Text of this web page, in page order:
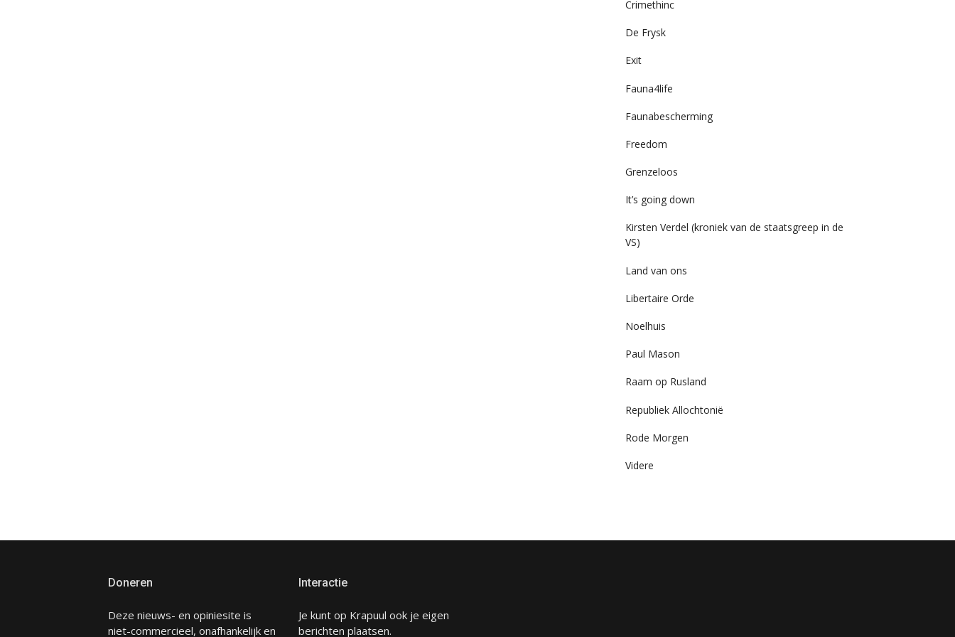
Crimethinc
De Frysk
Exit
Fauna4life
Faunabescherming
Freedom
Grenzeloos
It’s going down
Kirsten Verdel (kroniek van de staatsgreep in de
VS)
Land van ons
Libertaire Orde
Noelhuis
Paul Mason
Raam op Rusland
Republiek Allochtonië
Rode Morgen
Videre
Doneren
Deze nieuws- en opiniesite is
niet-commercieel, onafhankelijk en
Interactie
Je kunt op Krapuul ook je eigen
berichten plaatsen.